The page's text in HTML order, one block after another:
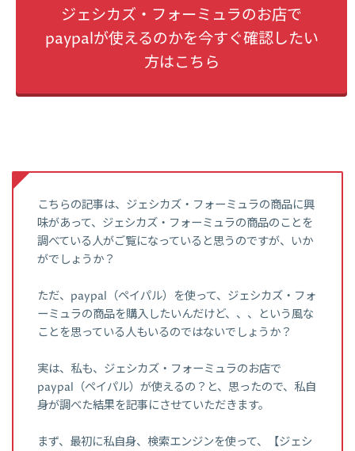
ジェシカズ・フォーミュラのお店で
paypalが使えるのかを今すぐ確認したい
方はこちら
こちらの記事は、ジェシカズ・フォーミュラの商品に興
味があって、ジェシカズ・フォーミュラの商品のことを
調べている人がご覧になっていると思うのですが、いか
がでしょうか？
ただ、paypal（ペイパル）を使って、ジェシカズ・フォ
ーミュラの商品を購入したいんだけど、、、という風な
ことを思っている人もいるのではないでしょうか？
実は、私も、ジェシカズ・フォーミュラのお店で
paypal（ペイパル）が使えるの？と、思ったので、私自
身が調べた結果を記事にさせていただきます。
まず、最初に私自身、検索エンジンを使って、【ジェシ